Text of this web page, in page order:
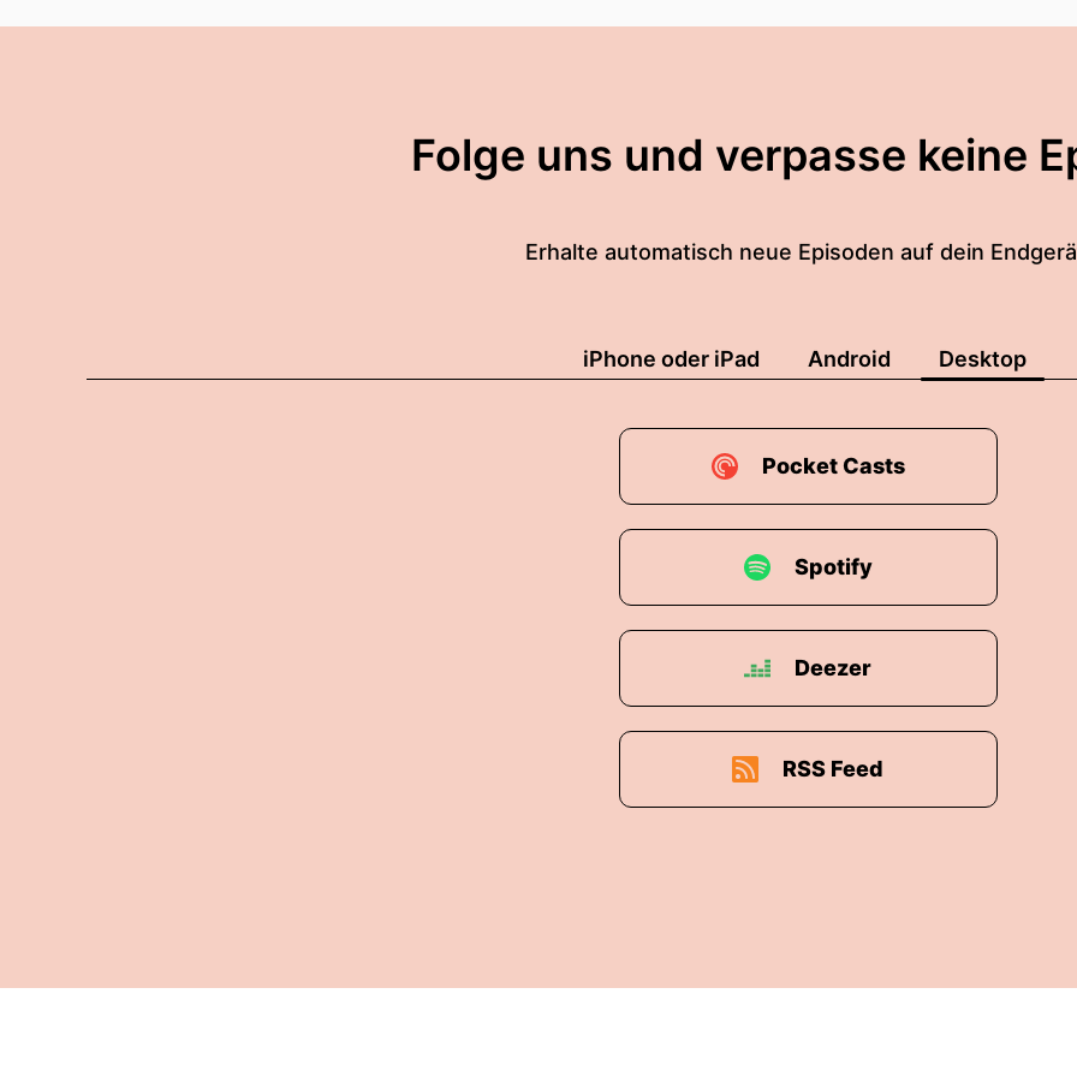
Folge uns und verpasse keine
Erhalte automatisch neue Episoden auf dein
iPhone oder iPad Android Desktop
Pocket Casts
Spotify
Deezer
RSS Feed